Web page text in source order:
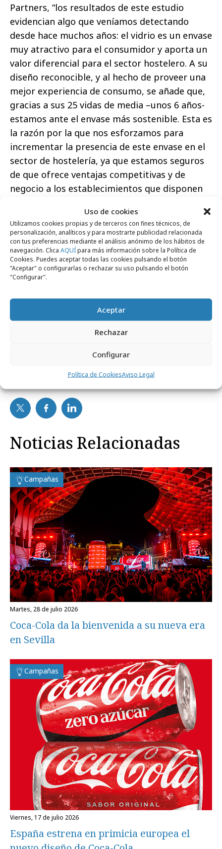
Uso de cookies
Utilizamos cookies propias y de terceros con fines técnicos, de
personalización, analíticos y para mostrarte publicidad relacionada
con tus preferencias mediante el análisis anónimo de los hábitos de
navegación. Clica AQUÍpara más información sobre la Política de
Cookies. Puedes aceptar todas las cookies pulsando el botón
"Aceptar" o configurarlas o rechazar su uso pulsando el botón
"Configurar".
Aceptar
Rechazar
Configurar
Política de CookiesAviso Legal
Partners, “los resultados de este estudio
evidencian algo que veníamos detectando
desde hace muchos años: el vidrio es un envase
muy atractivo para el consumidor y aporta un
valor diferencial para el sector hostelero. A su
diseño reconocible, y al hecho de proveer una
mejor experiencia de consumo, se añade que,
gracias a sus 25 vidas de media –unos 6 años-
estamos ante el envase más sostenible. Esta es
la razón por la que nos esforzamos para
incrementar la presencia de este envase en el
sector de hostelería, ya que estamos seguros
de que ofrece ventajas competitivas y de
negocio a los establecimientos que disponen
Según el último informe de sostenibilidad de
Coca-Cola en España,el 92,7% del vidrio que
produce es retornable. La gestión sostenible
de los envases es uno de los principales retos
de la compañía, que trabaja para utilizar
productivos, y recoger y reciclar todos los que
se utilizan.
Noticias Relacionadas
Campañas
martes, 28 de julio 2026
Coca-Cola da la bienvenida a su nueva era
en Sevilla
Campañas
viernes, 17 de julio 2026
España estrena en primicia europea el